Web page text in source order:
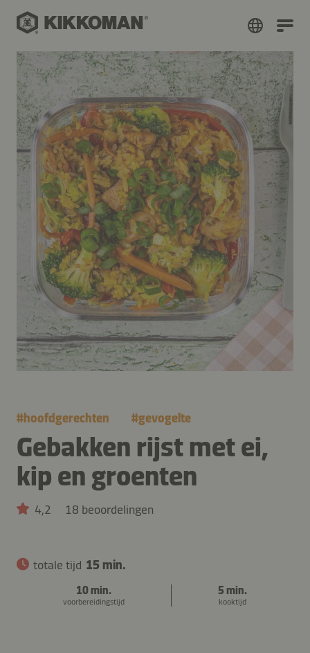
#hoofdgerechten #gevogelte
Gebakken rijst met ei,
kip en groenten
4,2 18 beoordelingen
totale tijd 15 min.
10 min.
voorbereidingstijd
5 min.
kooktijd